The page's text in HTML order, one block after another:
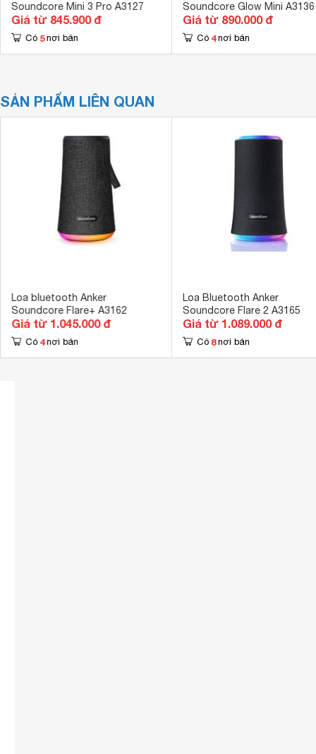
Soundcore Mini 3 Pro A3127
Giá từ 845.900 đ
Có 5 nơi bán
Soundcore Glow Mini A3136
Giá từ 890.000 đ
Có 4 nơi bán
SẢN PHẨM LIÊN QUAN
Loa bluetooth Anker
Soundcore Flare+ A3162
Giá từ 1.045.000 đ
Có 4 nơi bán
Loa Bluetooth Anker
Soundcore Flare 2 A3165
Giá từ 1.089.000 đ
Có 8 nơi bán